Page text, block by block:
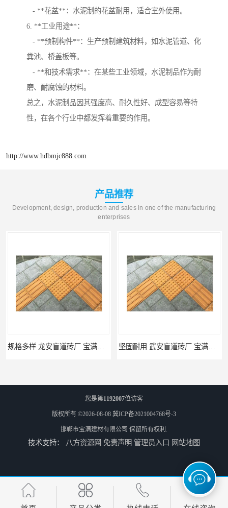
- **花盆**：水泥制的花盆耐用，适合室外使用。
6. **工业用途**：
- **预制构件**：生产预制建筑材料，如水泥管道、化
粪池、桥盖板等。
- **和技术需求**：在某些工业领域，水泥制品作为耐
磨、耐腐蚀的材料。
总之，水泥制品因其强度高、耐久性好、成型容易等特
性，在各个行业中都发挥着重要的作用。
http://www.hdbmjc888.com
产品推荐
Development, design, production and sales in one of the manufacturing
enterprises
规格多样 龙安盲道砖厂 宝满建材 坚固耐用 武安盲道砖厂 宝满建材
馆陶pc仿石砖厂家 规格多样 宝满建材 莘县仿石砖厂家 可定制 宝满建材
您是第1192007位访客
版权所有 ©2026-08-08 冀ICP备2021004768号-3
邯郸市宝满建材有限公司 保留所有权利.
技术支持： 八方资源网 免责声明 管理员入口 网站地图